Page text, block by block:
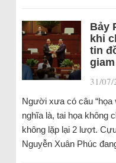
Bảy
khi
tin
giam
31/07/
Người xưa có câu “họa
nghĩa là, tai họa không
không lặp lại 2 lượt.
Nguyễn Xuân Phúc